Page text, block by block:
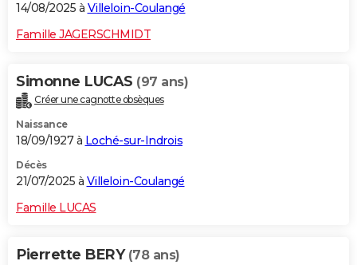
14/08/2025 à Villeloin-Coulangé
Famille JAGERSCHMIDT
Simonne LUCAS (97 ans)
Créer une cagnotte obsèques
Naissance
18/09/1927 à Loché-sur-Indrois
Décès
21/07/2025 à Villeloin-Coulangé
Famille LUCAS
Pierrette BERY (78 ans)